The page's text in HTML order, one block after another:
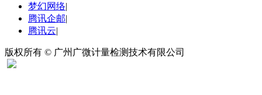
梦幻网络|
腾讯企邮|
腾讯云|
版权所有 © 广州广微计量检测技术有限公司